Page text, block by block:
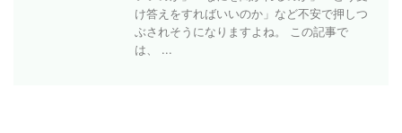
け答えをすればいいのか」など不安で押しつ
ぶされそうになりますよね。 この記事で
は、 ...